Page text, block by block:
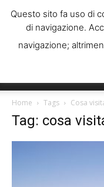
Home Tags Cosa
Tag: cosa
Questo sito fa uso di
di navigazione.
navigazione;